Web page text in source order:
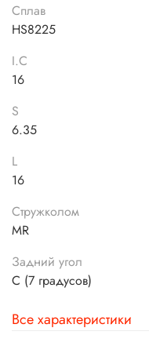
Сплав
HS8225
I.C
16
S
6.35
L
16
Стружколом
MR
Задний угол
C (7 градусов)
Все характеристики